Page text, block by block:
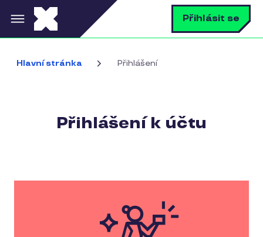
Přejít k hlavnímu obsahu Přihlásit se
Hlavní stránka Přihlášení
Přihlášení k účtu